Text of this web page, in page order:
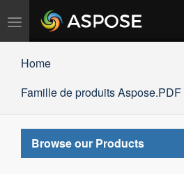
Basculer
Home
Famille de produits Aspose.PDF
Browse our Products